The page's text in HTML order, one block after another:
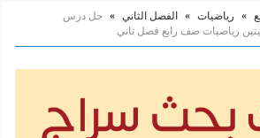
» رياضيات » الفصل الثاني » حل درس
رياضيات صف رابع فصل ثاني